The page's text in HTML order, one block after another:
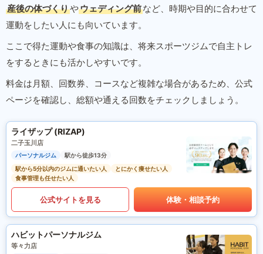
産後の体づくりやウェディング前など、時期や目的に合わせて
運動をしたい人にも向いています。
ここで得た運動や食事の知識は、将来スポーツジムで自主トレ
をするときにも活かしやすいです。
料金は月額、回数券、コースなど複雑な場合があるため、公式
ページを確認し、総額や通える回数をチェックしましょう。
ライザップ (RIZAP)
二子玉川店
パーソナルジム
駅から徒歩13分
駅から5分以内のジムに通いたい人
とにかく痩せたい人
食事管理も任せたい人
公式サイトを見る 体験・相談予約
ハビットパーソナルジム
等々力店